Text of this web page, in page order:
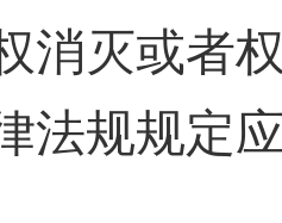
消灭或者
法规规定